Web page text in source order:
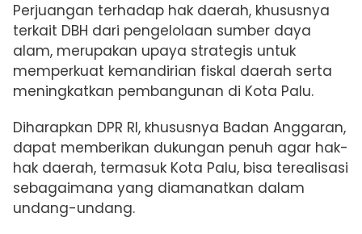
Perjuangan terhadap hak daerah, khususnya
terkait DBH dari pengelolaan sumber daya
alam, merupakan upaya strategis untuk
memperkuat kemandirian fiskal daerah serta
meningkatkan pembangunan di Kota Palu.
Diharapkan DPR RI, khususnya Badan Anggaran,
dapat memberikan dukungan penuh agar hak-
hak daerah, termasuk Kota Palu, bisa terealisasi
sebagaimana yang diamanatkan dalam
undang-undang.